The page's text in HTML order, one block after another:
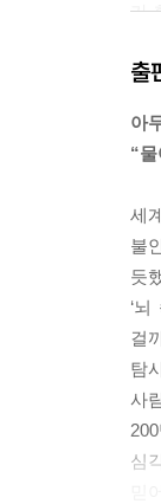
가
관
리
는,
하
가
나
추
출
아
“
세
불
듯
‘
걸
탐
사
심